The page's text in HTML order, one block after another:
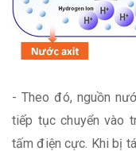
- Theo đó, nguồn
tiếp tục chuyển vào
tấm điện cực. Khi bị